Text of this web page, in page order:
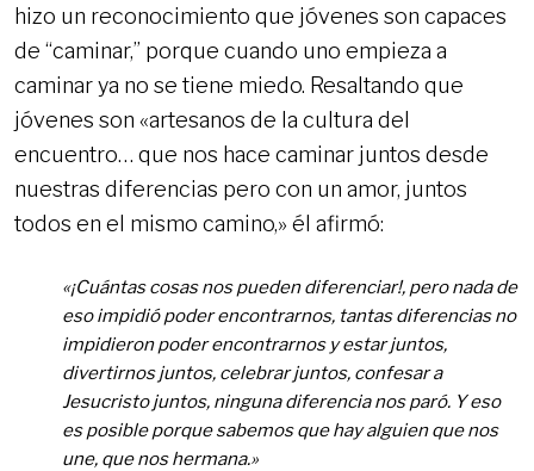
hizo un reconocimiento que jóvenes son capaces
de “caminar,” porque cuando uno empieza a
caminar ya no se tiene miedo. Resaltando que
jóvenes son «artesanos de la cultura del
encuentro… que nos hace caminar juntos desde
nuestras diferencias pero con un amor, juntos
todos en el mismo camino,» él afirmó:
«¡Cuántas cosas nos pueden diferenciar!, pero nada de
eso impidió poder encontrarnos, tantas diferencias no
impidieron poder encontrarnos y estar juntos,
divertirnos juntos, celebrar juntos, confesar a
Jesucristo juntos, ninguna diferencia nos paró. Y eso
es posible porque sabemos que hay alguien que nos
une, que nos hermana.»